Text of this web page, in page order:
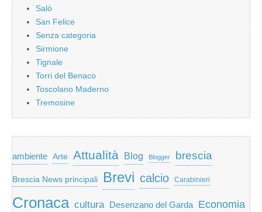
Salò
San Felice
Senza categoria
Sirmione
Tignale
Torri del Benaco
Toscolano Maderno
Tremosine
ambiente Arte Attualità Blog Blogger brescia
Brescia News principali Brevi calcio Carabinieri
Cronaca cultura Desenzano del Garda Economia